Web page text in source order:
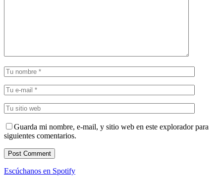
Guarda mi nombre, e-mail, y sitio web en este explorador para
siguientes comentarios.
Escúchanos en Spotify